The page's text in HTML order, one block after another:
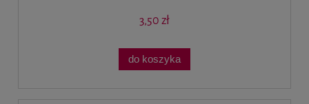
3,50 zł
do koszyka